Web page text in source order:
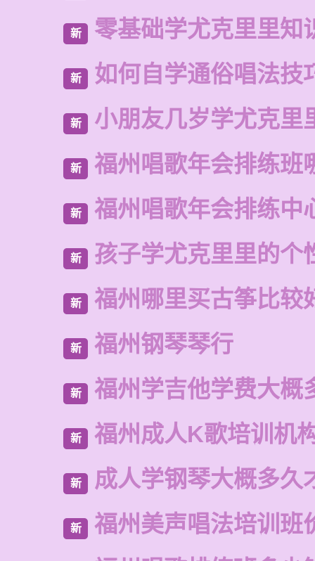
新 零基础学尤克里里知
新 如何自学通俗唱法技
新 小朋友几岁学尤克里
新 福州唱歌年会排练班
新 福州唱歌年会排练中
新 孩子学尤克里里的个
新 福州哪里买古筝比较
新 福州钢琴琴行
新 福州学吉他学费大概
新 福州成人K歌培训机
新 成人学钢琴大概多久
新
福州美声唱法培训班